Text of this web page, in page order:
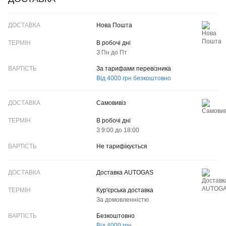
ДОСТАВКА
ТЕРМІН
Нова Пошта
В робочі дні
З Пн до Пт
За тарифами перевізника
Від 4000 грн безкоштовно
Самовивіз
В робочі дні
З 9:00 до 18:00
Не тарифікується
Доставка AUTOGAS
Кур'єрська доставка
За домовленністю
Безкоштовно